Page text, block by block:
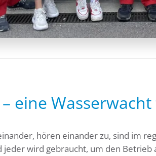
eine
hören einander zu, sind im
wird gebraucht, um den